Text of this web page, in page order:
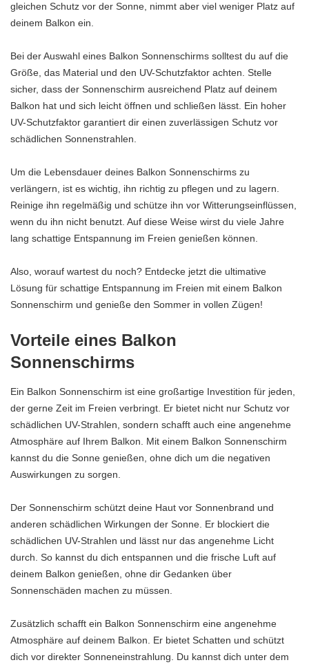
gleichen Schutz vor der Sonne, nimmt aber viel weniger Platz auf
deinem Balkon ein.
Bei der Auswahl eines Balkon Sonnenschirms solltest du auf die
Größe, das Material und den UV-Schutzfaktor achten. Stelle
sicher, dass der Sonnenschirm ausreichend Platz auf deinem
Balkon hat und sich leicht öffnen und schließen lässt. Ein hoher
UV-Schutzfaktor garantiert dir einen zuverlässigen Schutz vor
schädlichen Sonnenstrahlen.
Um die Lebensdauer deines Balkon Sonnenschirms zu
verlängern, ist es wichtig, ihn richtig zu pflegen und zu lagern.
Reinige ihn regelmäßig und schütze ihn vor Witterungseinflüssen,
wenn du ihn nicht benutzt. Auf diese Weise wirst du viele Jahre
lang schattige Entspannung im Freien genießen können.
Also, worauf wartest du noch? Entdecke jetzt die ultimative
Lösung für schattige Entspannung im Freien mit einem Balkon
Sonnenschirm und genieße den Sommer in vollen Zügen!
Vorteile eines Balkon
Sonnenschirms
Ein Balkon Sonnenschirm ist eine großartige Investition für jeden,
der gerne Zeit im Freien verbringt. Er bietet nicht nur Schutz vor
schädlichen UV-Strahlen, sondern schafft auch eine angenehme
Atmosphäre auf Ihrem Balkon. Mit einem Balkon Sonnenschirm
kannst du die Sonne genießen, ohne dich um die negativen
Auswirkungen zu sorgen.
Der Sonnenschirm schützt deine Haut vor Sonnenbrand und
anderen schädlichen Wirkungen der Sonne. Er blockiert die
schädlichen UV-Strahlen und lässt nur das angenehme Licht
durch. So kannst du dich entspannen und die frische Luft auf
deinem Balkon genießen, ohne dir Gedanken über
Sonnenschäden machen zu müssen.
Zusätzlich schafft ein Balkon Sonnenschirm eine angenehme
Atmosphäre auf deinem Balkon. Er bietet Schatten und schützt
dich vor direkter Sonneneinstrahlung. Du kannst dich unter dem